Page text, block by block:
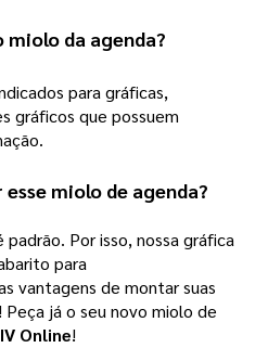
miolo da agenda?
para gráficas,
gráficos que possuem
esse miolo de agenda?
padrão. Por isso, nossa gráfica
para
vantagens de montar suas
já o seu novo miolo de
Online!